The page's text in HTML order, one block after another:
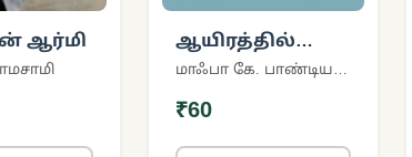
ஆர்மி
ஆயிரத்தில்
ஒருவன்
மாஃபா கே. பாண்டியராஜன்
₹60